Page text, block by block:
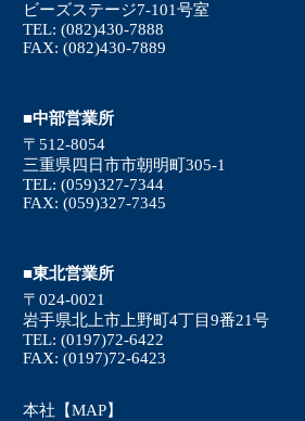
ビーズステージ7-101号室
TEL: (082)430-7888
FAX: (082)430-7889
■中部営業所
〒512-8054
三重県四日市市朝明町305-1
TEL: (059)327-7344
FAX: (059)327-7345
■東北営業所
〒024-0021
岩手県北上市上野町4丁目9番21号
TEL: (0197)72-6422
FAX: (0197)72-6423
本社【MAP】